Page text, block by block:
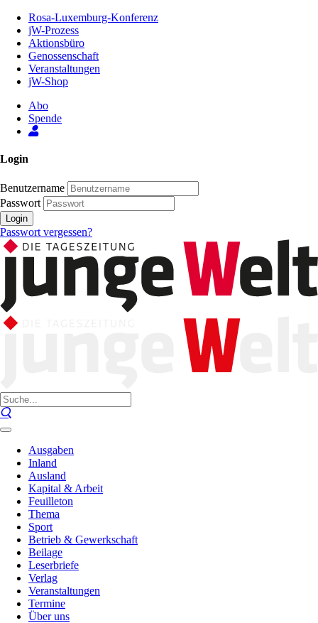
Inhalt
Seite
Rosa-Luxemburg-Konferenz
jW-Prozess
Aktionsbüro
Genossenschaft
Veranstaltungen
jW-Shop
Abo
Spende
Login
Benutzername
Passwort
Login
Passwort vergessen?
Ausgaben
Inland
Ausland
Kapital & Arbeit
Feuilleton
Thema
Sport
Betrieb & Gewerkschaft
Beilage
Leserbriefe
Verlag
Veranstaltungen
Termine
Über uns